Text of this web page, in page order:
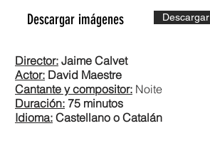
Descargar imágenes Descargar
Director: Jaime Calvet
Actor: David Maestre
Cantante y compositor: Noite
Duración: 75 minutos
Idioma: Castellano o Catalán